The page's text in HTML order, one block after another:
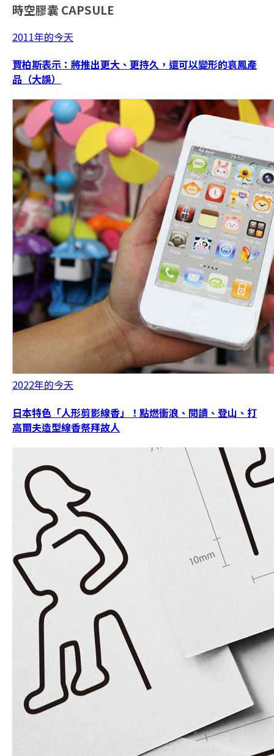
時空膠囊 CAPSULE
2011年的今天
賈柏斯表示：將推出更大、更持久，還可以變形的哀鳳產
品（大誤）
2022年的今天
日本特色「人形剪影線香」！點燃衝浪、閱讀、登山、打
高爾夫造型線香祭拜故人